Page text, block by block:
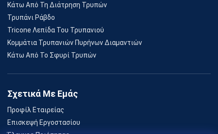
Κάτω Από Τη Διάτρηση Τρυπών
Τρυπάνι Ράβδο
Tricone Λεπίδα Του Τρυπανιού
Κομμάτια Τρυπανιών Πυρήνων Διαμαντιών
Κάτω Από Το Σφυρί Τρυπών
Σχετικά Με Εμάς
Προφίλ Εταιρείας
Επισκεψή Εργοστασίου